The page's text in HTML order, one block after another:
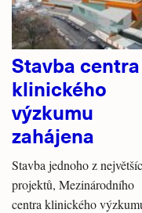
Stavba centra
klinického
výzkumu
zahájena
Stavba jednoho z
projektů, Mezinárodního
centra klinického